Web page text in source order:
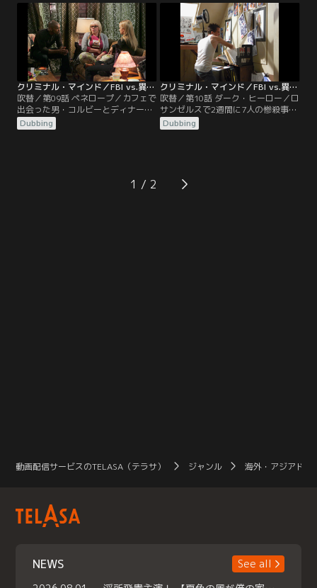
が車を発見するも、運転していた
男・ゴーリングは警官を道連れに手
榴弾で自爆。しかし、誘拐された女
性は車に同乗していなかった。ゴー
リングの住居付近で、行方不明女性
の射殺死体が発見されるが…。
切断され、胸にペンタグラムが刻ま
れ、更に死ぬ直前に指を食べさせら
れていたことが判明。宗教がらみの
事件という疑いがあることから、ロ
ッシたちは教会を訪れる。
クリミナル・マインド／FBI vs.異常犯罪 シーズン3 第09話／吹替
吹替／第09話 ペネロープ／カフェで
出会った男・コルビーとディナーを
楽しんだガルシアは、別れ際、彼か
ら突然銃撃を受ける。弾は心臓近く
く、捜査は難航。ガルシアの代わり
にデータベースを扱う分析官ケヴィ
Dubbing
クリミナル・マインド／FBI vs.異常犯罪 シーズン3 第10話／吹替
吹替／第10話 ダーク・ヒーロー／ロ
サンゼルスで2週間に7人の惨殺事件
が発生。被害者らは、鋭利な刃物で
腕などを切り落とされており、犯行
のプロファイリングを導き出す。そ
んな中、今度はギャングのリーダー
Dubbing
1
動画配信サービスのTELASA（テラサ） ジャンル 海外・アジアドラ
NEWS
See all